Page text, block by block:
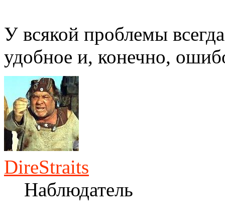
У всякой проблемы
удобное и, конечно,
DireStraits
Наблюдатель